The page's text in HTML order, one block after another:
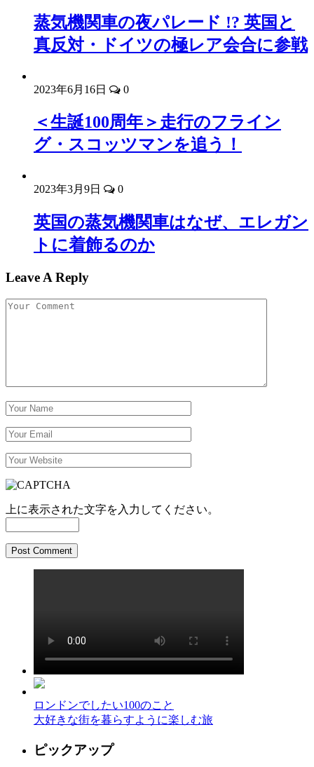
蒸気機関車の夜パレード !? 英国と
真反対・ドイツの極レア会合に参戦
2023年6月16日 0
＜生誕100周年＞走行のフライン
グ・スコッツマンを追う！
2023年3月9日 0
英国の蒸気機関車はなぜ、エレガン
トに着飾るのか
Leave A Reply
上に表示された文字を入力してください。
ロンドンでしたい100のこと
大好きな街を暮らすように楽しむ旅
ピックアップ